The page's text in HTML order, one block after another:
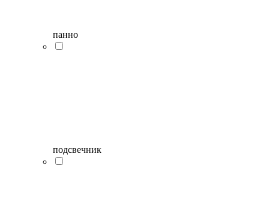
панно
подсвечник